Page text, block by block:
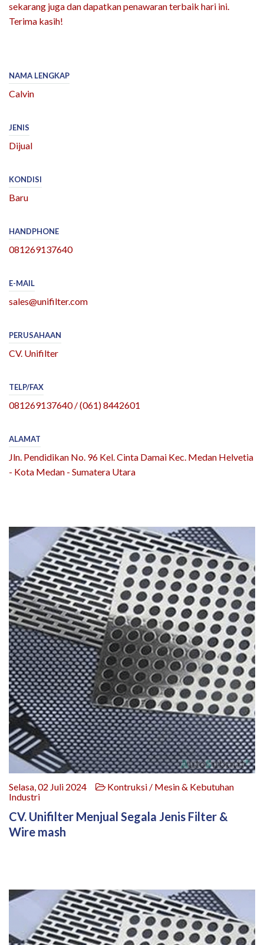
sekarang juga dan dapatkan penawaran terbaik hari ini.
Terima kasih!
NAMA LENGKAP
Calvin
JENIS
Dijual
KONDISI
Baru
HANDPHONE
081269137640
E-MAIL
sales@unifilter.com
PERUSAHAAN
CV. Unifilter
TELP/FAX
081269137640 / (061) 8442601
ALAMAT
Jln. Pendidikan No. 96 Kel. Cinta Damai Kec. Medan Helvetia
- Kota Medan - Sumatera Utara
Selasa, 02 Juli 2024
Kontruksi / Mesin & Kebutuhan
Industri
CV. Unifilter Menjual Segala Jenis Filter &
Wire mash